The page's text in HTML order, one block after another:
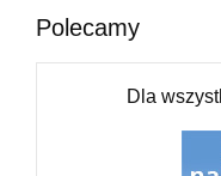
Polecamy
Dla